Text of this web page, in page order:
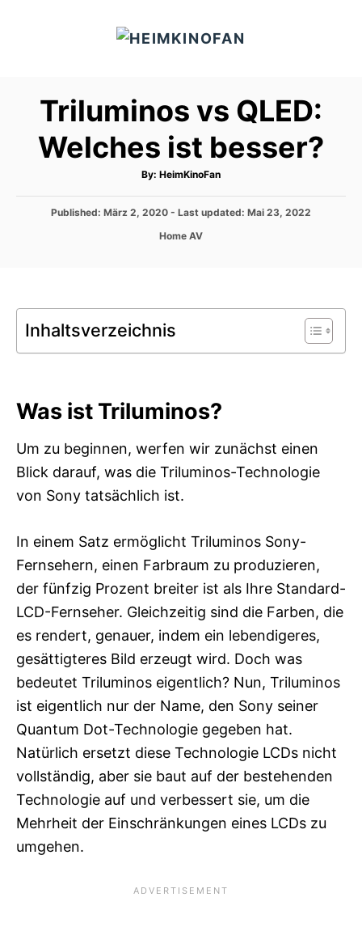
Triluminos vs QLED:
Welches ist besser?
By: A
t
o
HeimKinoFan
P
Published: März 2, 2020 - Last updated: Mai 23, 2022
C
o
r
Home AV
Inhaltsverzeichnis
Was ist Triluminos?
Um zu beginnen, werfen wir zunächst einen
Blick darauf, was die Triluminos-Technologie
von Sony tatsächlich ist.
In einem Satz ermöglicht Triluminos Sony-
Fernsehern, einen Farbraum zu produzieren,
der fünfzig Prozent breiter ist als Ihre Standard-
LCD-Fernseher. Gleichzeitig sind die Farben, die
es rendert, genauer, indem ein lebendigeres,
gesättigteres Bild erzeugt wird. Doch was
bedeutet Triluminos eigentlich? Nun, Triluminos
ist eigentlich nur der Name, den Sony seiner
Quantum Dot-Technologie gegeben hat.
Natürlich ersetzt diese Technologie LCDs nicht
vollständig, aber sie baut auf der bestehenden
Technologie auf und verbessert sie, um die
Mehrheit der Einschränkungen eines LCDs zu
umgehen.